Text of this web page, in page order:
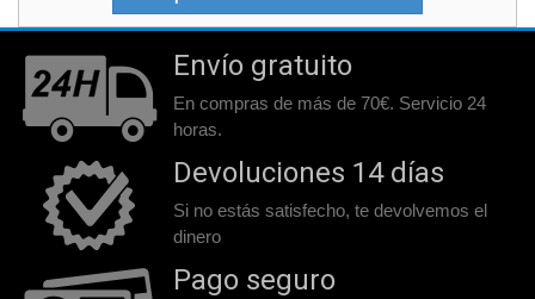
Envío gratuito
En compras de más de 70€. Servicio 24
horas.
Devoluciones 14 días
Si no estás satisfecho, te devolvemos el
dinero
Pago seguro